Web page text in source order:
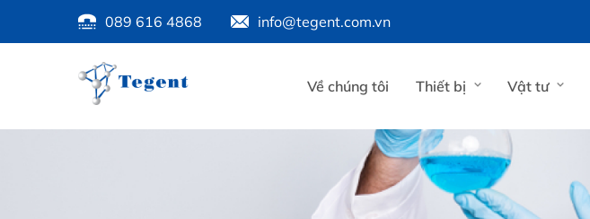
089 616 4868 info@tegent.com.vn
Về chúng tôi Thiết bị Vật tư